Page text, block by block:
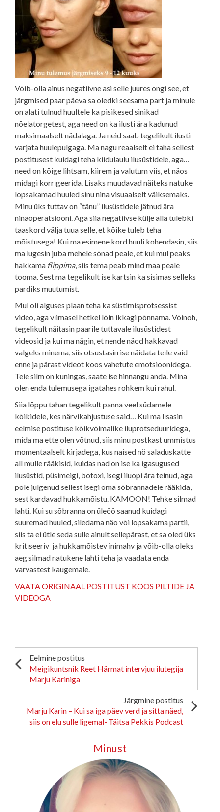
Võib-olla ainus negatiivne asi selle juures ongi see, et
järgmised paar päeva sa oledki seesama part ja minule
on alati tulnud huultele ka pisikesed sinikad
nõelatorgetest, aga need on ka ilusti ära kadunud
maksimaalselt nädalaga. Ja neid saab tegelikult ilusti
varjata huulepulgaga. Ma nagu reaalselt ei taha sellest
postitusest kuidagi teha kiidulaulu ilusüstidele, aga…
need on kõige lihtsam, kiirem ja valutum viis, et näos
midagi korrigeerida. Lisaks muudavad näiteks natuke
lopsakamad huuled sinu nina visuaalselt väiksemaks.
Minu üks tuttav on “tänu” ilusüstidele jätnud ära
ninaoperatsiooni. Aga siia negatiivse külje alla tulebki
taaskord välja tuua selle, et kõike tuleb teha
mõistusega! Kui ma esimene kord huuli kohendasin, siis
ma lugesin juba mehele sõnad peale, et kui mul peaks
hakkama flippima, siis tema peab mind maa peale
tooma. Sest ma tegelikult ise kartsin ka sisimas selleks
pardiks muutumist.
Mul oli alguses plaan teha ka süstimisprotsessist
video, aga viimasel hetkel lõin ikkagi põnnama. Võinoh,
tegelikult näitasin paarile tuttavale ilusüstidest
videosid ja kui ma nägin, et nende näod hakkavad
valgeks minema, siis otsustasin ise näidata teile vaid
enne ja pärast videot koos vahetute emotsioonidega.
Teie silm on kuningas, saate ise hinnangu anda. Mina
olen enda tulemusega igatahes rohkem kui rahul.
Siia lõppu tahan tegelikult panna veel südamele
kõikidele, kes närvikahjustuse said… Kui ma lisasin
eelmise postituse kõikvõimalike iluprotseduuridega,
mida ma ette olen võtnud, siis minu postkast ummistus
momentaalselt kirjadega, kus naised nö saladuskatte
all mulle rääkisid, kuidas nad on ise ka igasugused
ilusüstid, püsimeigi, botoxi, isegi iluopi ära teinud, aga
pole julgenud sellest isegi oma sõbrannadele rääkida,
sest kardavad hukkamõistu. KAMOON! Tehke silmad
lahti. Kui su sõbranna on üleöö saanud kuidagi
suuremad huuled, siledama näo või lopsakama partii,
siis ta ei ütle seda sulle ainult sellepärast, et sa oled üks
kritiseeriv ja hukkamõistev inimahv ja võib-olla oleks
aeg silmad natukene lahti teha ja vaadata enda
varvastest kaugemale.
VAATA ORIGINAAL POSTITUST KOOS PILTIDE JA
VIDEOGA
Eelmine postitus
Meigikuntsnik Reet Härmat intervjuu ilutegija
Marju Kariniga
Järgmine postitus
Marju Karin – Kui sa iga päev verd ja sitta näed,
siis on elu sulle ligemal- Täitsa Pekkis Podcast
Minust